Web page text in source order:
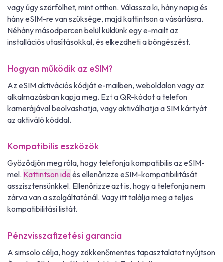
vagy úgy szörfölhet, mint otthon. Válassza ki, hány napig és
hány eSIM-re van szüksége, majd kattintson a vásárlásra.
Néhány másodpercen belül küldünk egy e-mailt az
installációs utasításokkal, és elkezdheti a böngészést.
Hogyan működik az eSIM?
Az eSIM aktivációs kódját e-mailben, weboldalon vagy az
alkalmazásban kapja meg. Ezt a QR-kódot a telefon
kamerájával beolvashatja, vagy aktiválhatja a SIM kártyát
az aktiváló kóddal.
Kompatibilis eszközök
Győződjön meg róla, hogy telefonja kompatibilis az eSIM-
mel. Kattintson ide és ellenőrizze eSIM-kompatibilitását
asszisztensünkkel. Ellenőrizze azt is, hogy a telefonja nem
zárva van a szolgáltatónál. Vagy itt találja meg a teljes
kompatibilitási listát.
Pénzvisszafizetési garancia
A simsolo célja, hogy zökkenőmentes tapasztalatot nyújtson